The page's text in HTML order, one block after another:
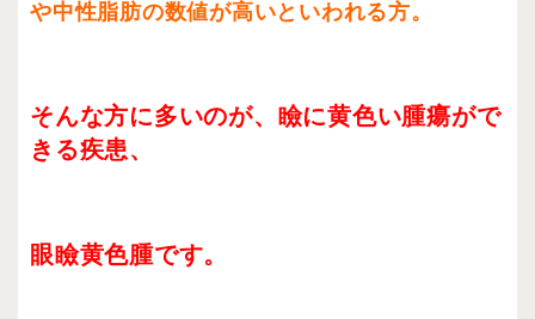
や中性脂肪の数値が高いといわれる方。
そんな方に多いのが、瞼に黄色い腫瘍がで
きる疾患、
眼瞼黄色腫です。